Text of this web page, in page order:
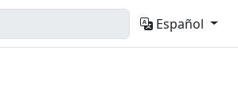
Español